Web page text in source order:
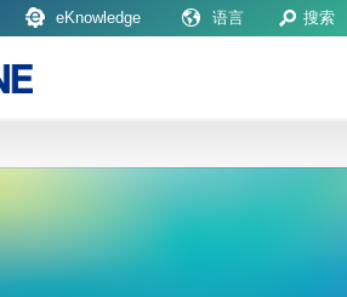
eKnowledge 语言 搜索